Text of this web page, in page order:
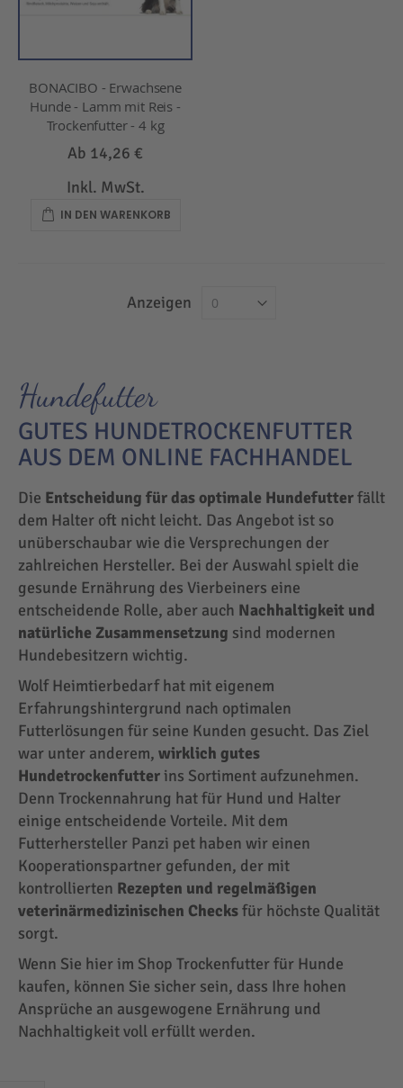
BONACIBO - Erwachsene
Hunde - Lamm mit Reis -
Trockenfutter - 4 kg
Ab 14,26 €
Inkl. MwSt.
IN DEN WARENKORB
Anzeigen
Hundefutter
GUTES HUNDETROCKENFUTTER
AUS DEM ONLINE FACHHANDEL
Die Entscheidung für das optimale Hundefutterfällt
dem Halter oft nicht leicht. Das Angebot ist so
unüberschaubar wie die Versprechungen der
zahlreichen Hersteller. Bei der Auswahl spielt die
gesunde Ernährung des Vierbeiners eine
entscheidende Rolle, aber auch Nachhaltigkeit und
natürliche Zusammensetzung sind modernen
Hundebesitzern wichtig.
Wolf Heimtierbedarf hat mit eigenem
Erfahrungshintergrund nach optimalen
Futterlösungen für seine Kunden gesucht. Das Ziel
war unter anderem, wirklich gutes
Hundetrockenfutter ins Sortiment aufzunehmen.
Denn Trockennahrung hat für Hund und Halter
einige entscheidende Vorteile. Mit dem
Futterhersteller Panzi pet haben wir einen
Kooperationspartner gefunden, der mit
kontrollierten Rezepten und regelmäßigen
veterinärmedizinischen Checksfür höchste Qualität
sorgt.
Wenn Sie hier im Shop Trockenfutter für Hunde
kaufen, können Sie sicher sein, dass Ihre hohen
Ansprüche an ausgewogene Ernährung und
Nachhaltigkeit voll erfüllt werden.